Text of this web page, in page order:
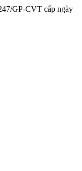
GP-CVT cấp ngày